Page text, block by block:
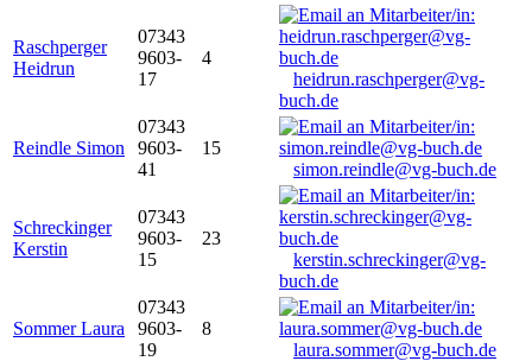
Raschperger
Heidrun
07343
9603-
17
4
heidrun.raschperger@vg-
buch.de
Reindle Simon
07343
9603-
41
15
simon.reindle@vg-buch.de
Schreckinger
Kerstin
07343
9603-
15
23
kerstin.schreckinger@vg-
buch.de
Sommer Laura
07343
9603-
19
8
laura.sommer@vg-buch.de